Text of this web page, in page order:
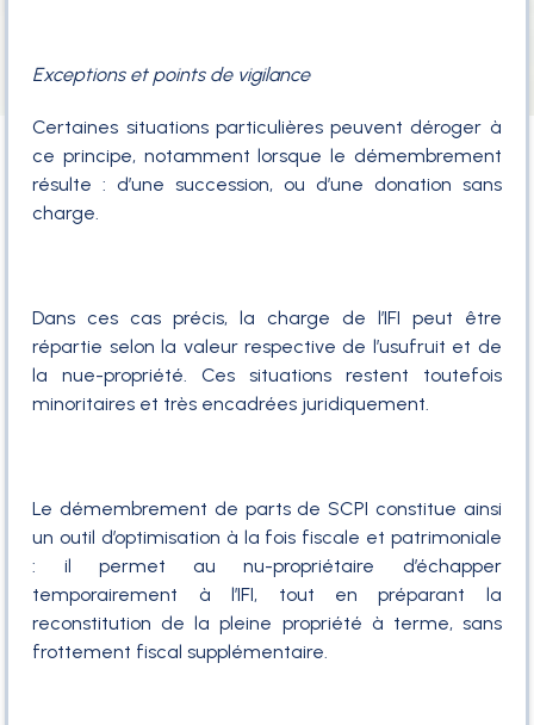
Exceptions et points de vigilance
Certaines situations particulières peuvent déroger à
ce principe, notamment lorsque le démembrement
résulte : d’une succession, ou d’une donation sans
charge.
Dans ces cas précis, la charge de l’IFI peut être
répartie selon la valeur respective de l’usufruit et de
la nue-propriété. Ces situations restent toutefois
minoritaires et très encadrées juridiquement.
Le démembrement de parts de SCPI constitue ainsi
un outil d’optimisation à la fois fiscale et patrimoniale
: il permet au nu-propriétaire d’échapper
temporairement à l’IFI, tout en préparant la
reconstitution de la pleine propriété à terme, sans
frottement fiscal supplémentaire.